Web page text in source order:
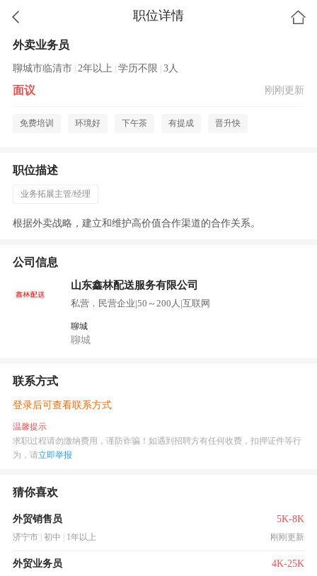
职位详情
外卖业务员
聊城市临清市 2年以上 学历不限 3人
面议 刚刚更新
免费培训 环境好 下午茶 有提成 晋升快
职位描述
业务拓展主管/经理
根据外卖战略，建立和维护高价值合作渠道的合作关系。
公司信息
山东鑫林配送服务有限公司
私营．民营企业|50～200人 |互联网
聊城
聊城
联系方式
登录后可查看联系方式
温馨提示
求职过程请勿缴纳费用，谨防诈骗！如遇到招聘方有任何收费，扣押证件等行
为，请立即举报
猜你喜欢
外贸销售员 5K-8K
济宁市 初中 1年以上 刚刚更新
外贸业务员 4K-25K